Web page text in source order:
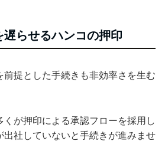
遅らせるハンコの押印
前提とした手続きも非効率さを生む
が押印による承認フローを採用し
出社していないと手続きが進みませ